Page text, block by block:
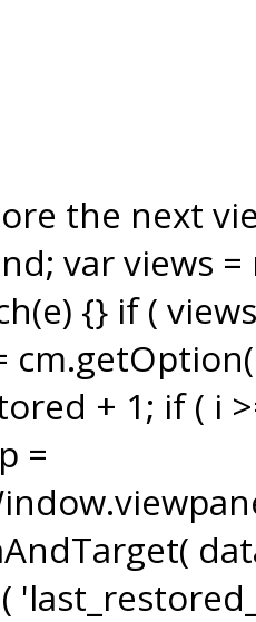
the next
var views
{} if (
+ 1; if ( i
=